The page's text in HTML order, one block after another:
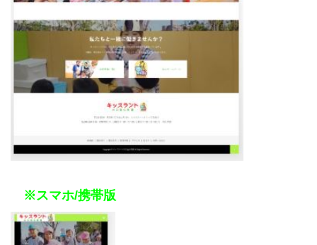
※スマホ/携帯版